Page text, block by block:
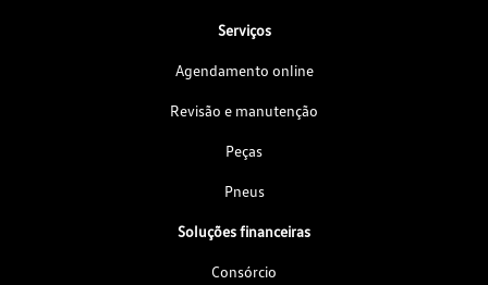
Serviços
Agendamento online
Revisão e manutenção
Peças
Pneus
Soluções financeiras
Consórcio